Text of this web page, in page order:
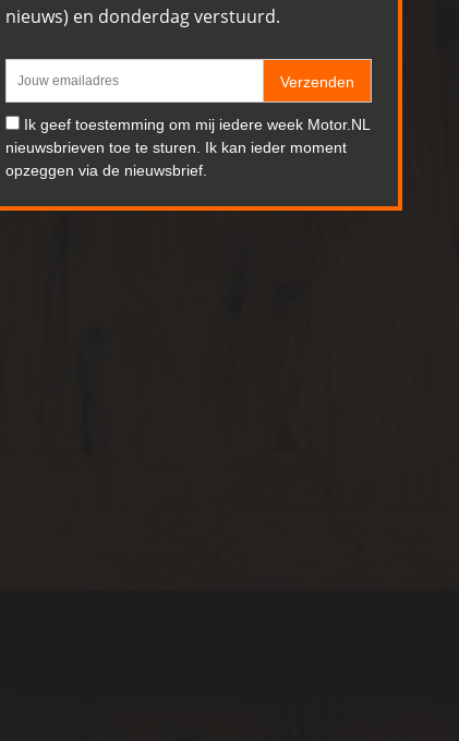
nieuws) en donderdag verstuurd.
Verzenden
Ik geef toestemming om mij iedere week Motor.NL
nieuwsbrieven toe te sturen. Ik kan ieder moment
opzeggen via de nieuwsbrief.